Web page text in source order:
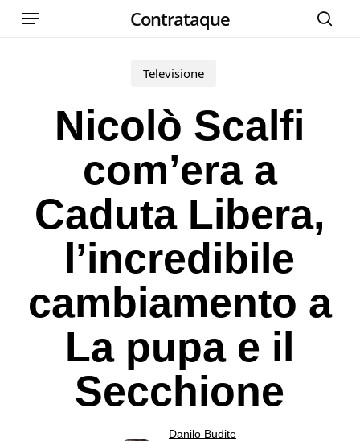
Skip
Contrataque
Menu
Televisione
Nicolò Scalfi
com’era a
Caduta Libera,
l’incredibile
cambiamento a
La pupa e il
Secchione
Danilo Budite